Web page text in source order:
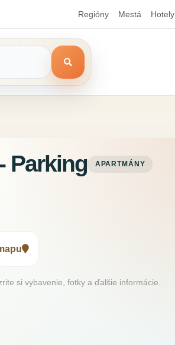
Regióny Mestá Hotely
Parking APARTMÁNY
si vybavenie, fotky a ďalšie informácie.